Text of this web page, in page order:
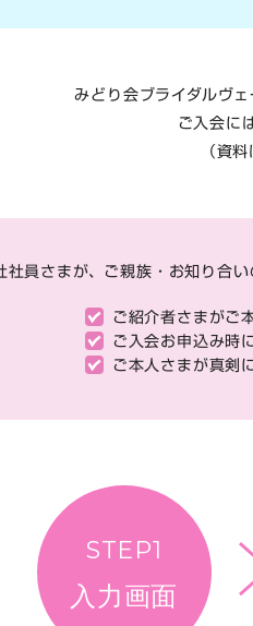
みどり会ブライダルヴ
ご入会に
（資
社員さまが、ご親族・お知り合
ご紹介者さまがご
ご入会お申込み時
ご本人さまが真剣
STEP1
入力画面